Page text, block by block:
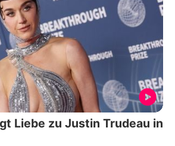
Liebe zu Justin Trudeau in